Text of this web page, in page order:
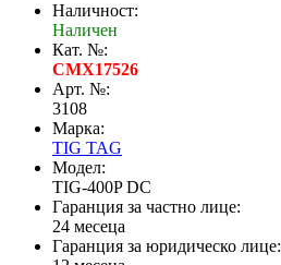
Наличност:
Наличен
Кат. №:
CMX17526
Арт. №:
3108
Марка:
TIG TAG
Модел:
TIG-400P DC
Гаранция за частно лице:
24 месеца
Гаранция за юридическо лице: